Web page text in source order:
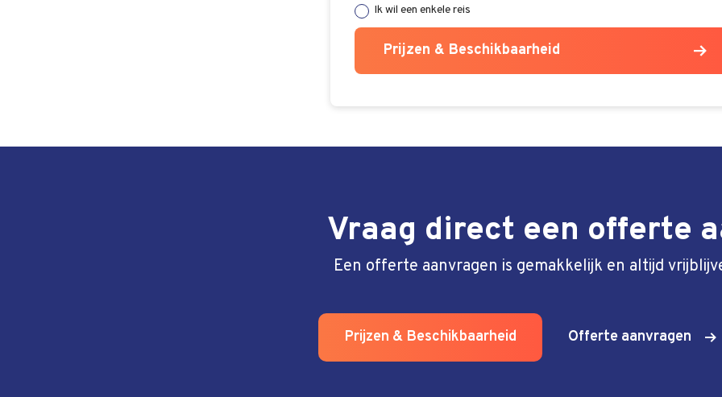
Ik wil een enkele reis
Prijzen & Beschikbaarheid
Vraag direct een offerte
Een offerte aanvragen is gemakkelijk en altijd
Prijzen & Beschikbaarheid Offerte aanvragen